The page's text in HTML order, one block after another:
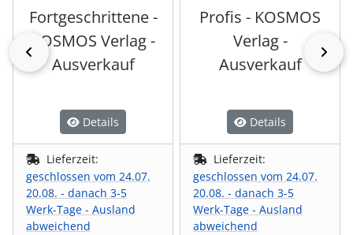
zurück
Fortgeschrittene -
KOSMOS Verlag -
Ausverkauf
Details
Lieferzeit:
geschlossen vom 24.07.
20.08. - danach 3-5
Werk-Tage - Ausland
abweichend
Profis - KOSMOS
Verlag -
Ausverkauf
Details
Lieferzeit:
geschlossen vom 24.07.
20.08. - danach 3-5
Werk-Tage - Ausland
abweichend